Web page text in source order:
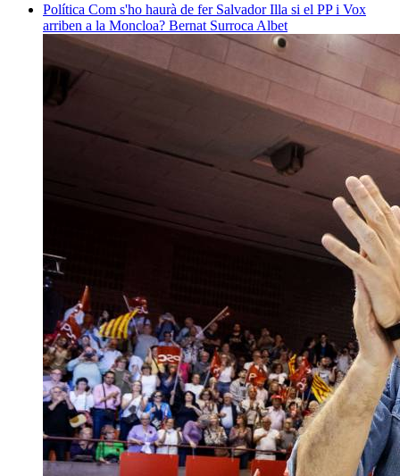
Política Com s'ho haurà de fer Salvador Illa si el PP i Vox
arriben a la Moncloa? Bernat Surroca Albet